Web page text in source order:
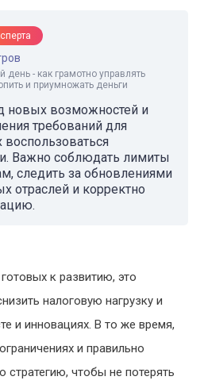
день - как грамотно управлять
и приумножать деньги
новых возможностей и
требований для
Важно соблюдать лимиты
следить за обновлениями
отраслей и корректно
к развитию, это
налоговую нагрузку и
и инновациях. В то же время,
и правильно
стратегию, чтобы не потерять